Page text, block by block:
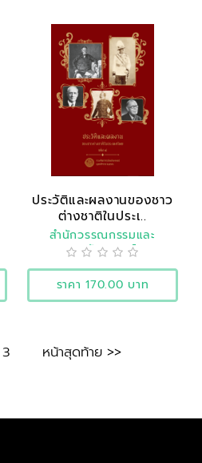
ประวัติและผลงานของชาว
ต่างชาติในประเ..
สำนักวรรณกรรมและ
ประวัติศาสตร์
ราคา 170.00 บาท
3 หน้าสุดท้าย >>